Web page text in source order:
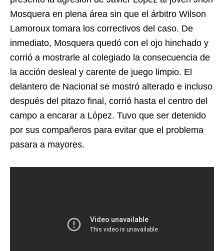
Mosquera en plena área sin que el árbitro Wilson
Lamoroux tomara los correctivos del caso. De
inmediato, Mosquera quedó con el ojo hinchado y
corrió a mostrarle al colegiado la consecuencia de
la acción desleal y carente de juego limpio. El
delantero de Nacional se mostró alterado e incluso
después del pitazo final, corrió hasta el centro del
campo a encarar a López. Tuvo que ser detenido
por sus compañeros para evitar que el problema
pasara a mayores.